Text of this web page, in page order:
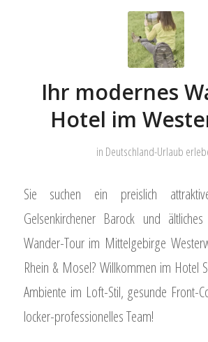
Ihr modernes
Hotel im
in Deutschland-Urlaub
Sie suchen ein preislich
Gelsenkirchener Barock und
Wander-Tour im Mittelgebirge
Rhein & Mosel? Willkommen im Hotel
Ambiente im Loft-Stil, gesunde Front-
locker-professionelles Team!